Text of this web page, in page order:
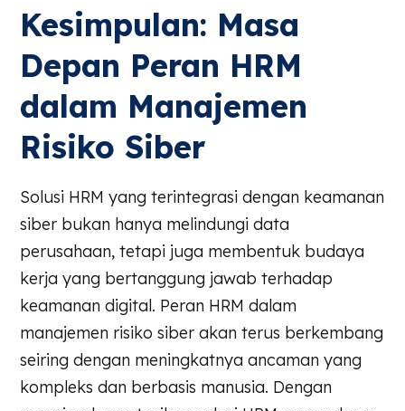
Kesimpulan: Masa
Depan Peran HRM
dalam Manajemen
Risiko Siber
Solusi HRM yang terintegrasi dengan keamanan
siber bukan hanya melindungi data
perusahaan, tetapi juga membentuk budaya
kerja yang bertanggung jawab terhadap
keamanan digital. Peran HRM dalam
manajemen risiko siber akan terus berkembang
seiring dengan meningkatnya ancaman yang
kompleks dan berbasis manusia. Dengan